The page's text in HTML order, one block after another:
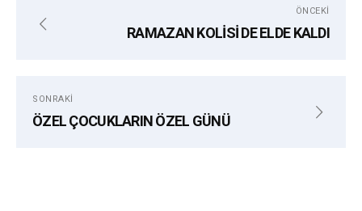
ÖNCEKI
RAMAZAN KOLİSİ DE ELDE KALDI
SONRAKI
ÖZEL ÇOCUKLARIN ÖZEL GÜNÜ